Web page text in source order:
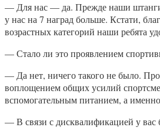
— Для нас — да. Прежде наши
у нас на 7 наград больше. Кстати,
возрастных категорий наши ребята
— Стало ли это проявлением
— Да нет, ничего такого не было.
воплощением общих усилий
вспомогательным питанием, а
— В связи с дисквалификацией у вас